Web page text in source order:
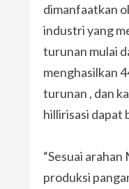
dimanfaatkan
industri yang
turunan mulai
menghasilkan
turunan , dan
hillirisasi dapat
“Sesuai
produksi